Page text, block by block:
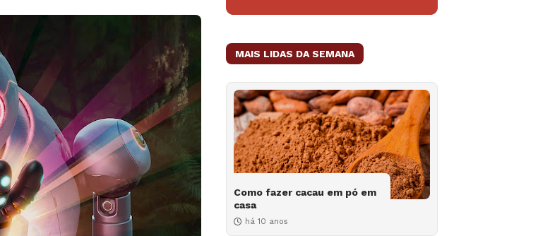
MAIS LIDAS DA SEMANA
Como fazer cacau em pó em
casa
há 10 anos